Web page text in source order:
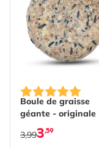
Boule de graisse
géante - originale
3,59
3,99